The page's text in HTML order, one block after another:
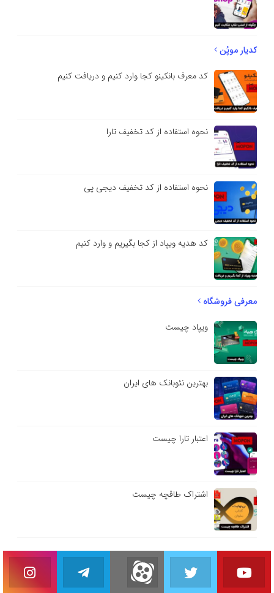
کدیار موپُن
کد معرف بانکینو کجا وارد کنیم و دریافت کنیم
نحوه استفاده از کد تخفیف تارا
نحوه استفاده از کد تخفیف دیجی پی
کد هدیه ویپاد از کجا بگیریم و وارد کنیم
معرفی فروشگاه
ویپاد چیست
بهترین نئوبانک های ایران
اعتبار تارا چیست
اشتراک طاقچه چیست